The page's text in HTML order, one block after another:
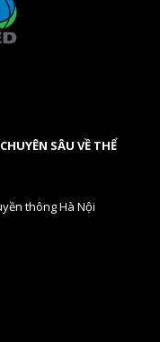
SÂU VỀ THỂ
thông Hà Nội